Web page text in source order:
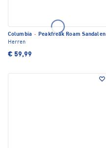
Columbia · Peakfreak Roam Sandalen
Herren
€ 59,99